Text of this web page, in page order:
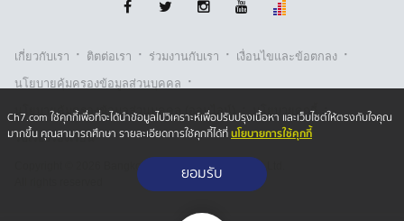
เกี่ยวกับเรา · ติตต่อเรา · ร่วมงานกับเรา · เงื่อนไขและข้อตกลง ·
นโยบายคุ้มครองข้อมูลส่วนบุคคล ·
นโยบายคุ้มครองข้อมูลส่วนบุคคล (ออนไลน์) · นโยบายคุกกี้ ·
รับเรื่องร้องเรียน
Copyright © 2026 Bangkok Broadcasting & T.V. Co.,Ltd.
Ch7.com ใช้คุกกี้เพื่อที่จะได้นำข้อมูลไปวิเคราะห์เพื่อปรับปรุงเนื้อหา และเว็บไซต์ให้ตรงกับใจคุณ
มากขึ้น คุณสามารถศึกษา รายละเอียดการใช้คุกกี้ได้ที่นโยบายการใช้คุกกี้
ยอมรับ